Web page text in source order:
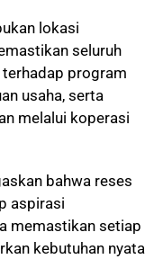
lokasi
seluruh
program
usaha, serta
melalui koperasi
bahwa reses
aspirasi
memastikan setiap
kebutuhan nyata